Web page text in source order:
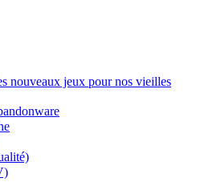
nouveaux jeux pour nos vieilles